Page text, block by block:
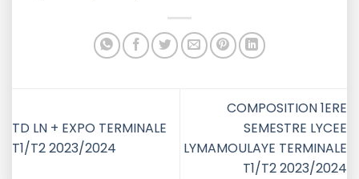
TD LN + EXPO TERMINALE
T1/T2 2023/2024
COMPOSITION 1ERE
SEMESTRE LYCEE
LYMAMOULAYE TERMINALE
T1/T2 2023/2024